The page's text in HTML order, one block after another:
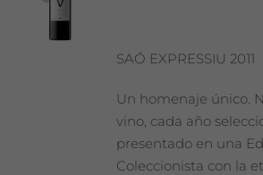
SAÓ EXPRESSIU 2011
Un homenaje único.
vino, cada año
presentado en una
Coleccionista con la